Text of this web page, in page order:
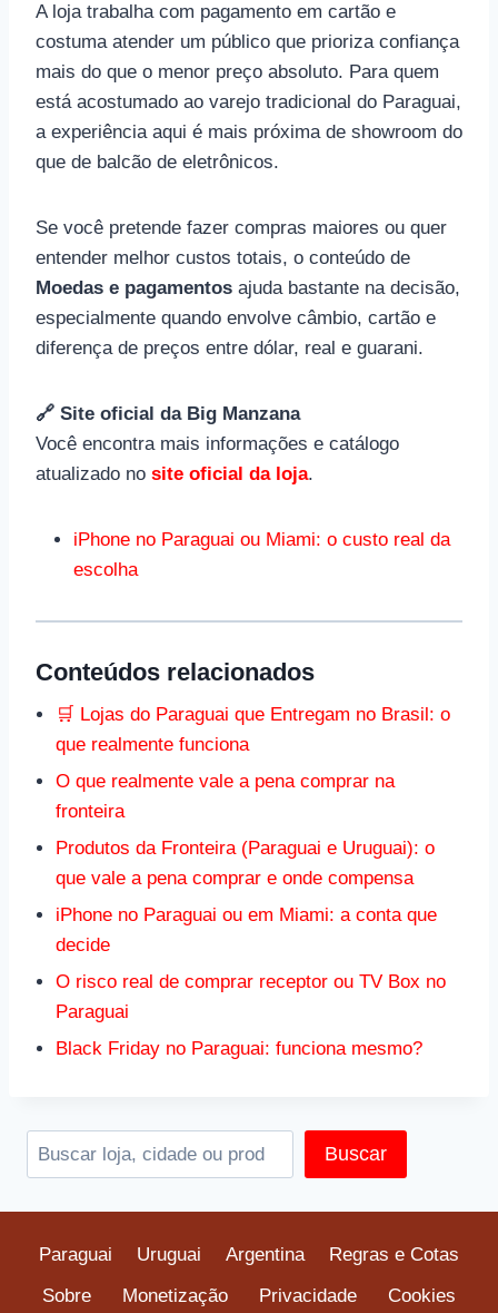
A loja trabalha com pagamento em cartão e
costuma atender um público que prioriza confiança
mais do que o menor preço absoluto. Para quem
está acostumado ao varejo tradicional do Paraguai,
a experiência aqui é mais próxima de showroom do
que de balcão de eletrônicos.
Se você pretende fazer compras maiores ou quer
entender melhor custos totais, o conteúdo de
Moedas e pagamentos ajuda bastante na decisão,
especialmente quando envolve câmbio, cartão e
diferença de preços entre dólar, real e guarani.
🔗 Site oficial da Big Manzana
Você encontra mais informações e catálogo
atualizado no site oficial da loja.
iPhone no Paraguai ou Miami: o custo real da
escolha
Conteúdos relacionados
🛒 Lojas do Paraguai que Entregam no Brasil: o
que realmente funciona
O que realmente vale a pena comprar na
fronteira
Produtos da Fronteira (Paraguai e Uruguai): o
que vale a pena comprar e onde compensa
iPhone no Paraguai ou em Miami: a conta que
decide
O risco real de comprar receptor ou TV Box no
Paraguai
Black Friday no Paraguai: funciona mesmo?
Buscar
Paraguai Uruguai Argentina
Regras e Cotas
Sobre
Monetização Privacidade Cookies